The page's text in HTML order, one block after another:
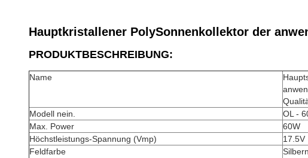
Hauptkristallener PolySonnenkollektor der
PRODUKTBESCHREIBUNG:
Name
Modell nein.
OL -
Max. Power
60W
Höchstleistungs-Spannung (Vmp)
17.5V
Feldfarbe